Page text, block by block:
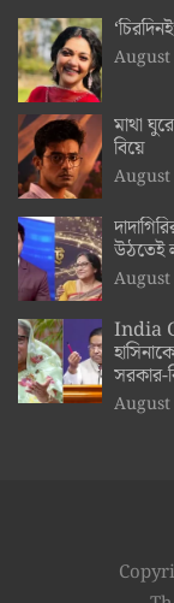
August
মাথা
বিয়ে
August
উঠতেই
August
India
সরকার-
August